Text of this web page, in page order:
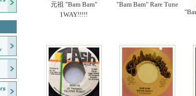
元祖 "Bam Bam"
1WAY!!!!!
"Bam Bam" Rare Tune